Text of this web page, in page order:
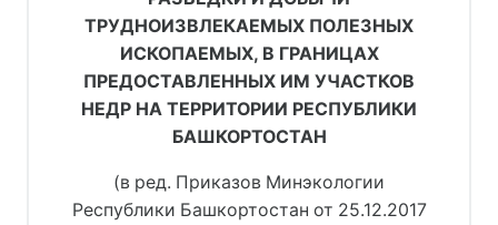
ТРУДНОИЗВЛЕКАЕМЫХ ПОЛЕЗНЫХ
ИСКОПАЕМЫХ, В ГРАНИЦАХ
ПРЕДОСТАВЛЕННЫХ ИМ УЧАСТКОВ
НЕДР НА ТЕРРИТОРИИ РЕСПУБЛИКИ
БАШКОРТОСТАН
(в ред. Приказов Минэкологии
Республики Башкортостан от 25.12.2017